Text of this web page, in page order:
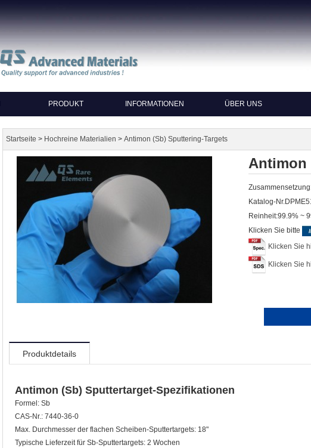
PRODUKT INFORMATIONEN ÜBER UNS
Startseite > Hochreine Materialien > Antimon (Sb) Sputtering-Targets
Antimon
Katalog-
Reinheit:99.9% ~
Klicken Sie bitte
Klicken Sie
Klicken Sie
Produktdetails
Antimon (Sb) Sputtertarget-Spezifikationen
Formel: Sb
CAS-Nr.: 7440-36-0
Max. Durchmesser der flachen Scheiben-Sputtertargets: 18"
Typische Lieferzeit für Sb-Sputtertargets: 2 Wochen